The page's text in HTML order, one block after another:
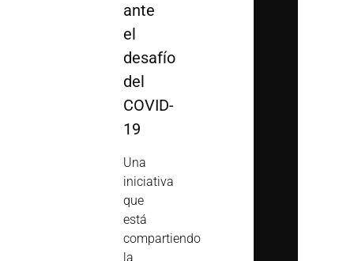
ante
el
desafío
del
COVID-
19
Una
iniciativa
que
está
compartiendo
la